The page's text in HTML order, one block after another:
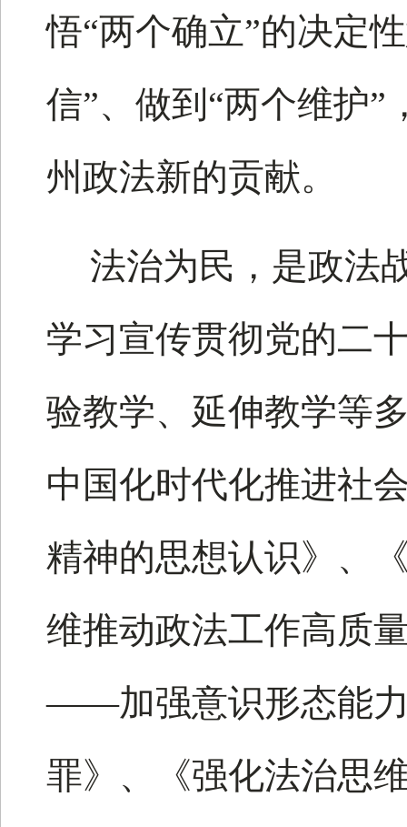
悟“两个确立”的决定
信”、做到“两个维护
州政法新的贡献。
法治为民，是政法
学习宣传贯彻党的二
验教学、延伸教学等
中国化时代化推进社
精神的思想认识》、
维推动政法工作高质
——加强意识形态能力
罪》、《强化法治思